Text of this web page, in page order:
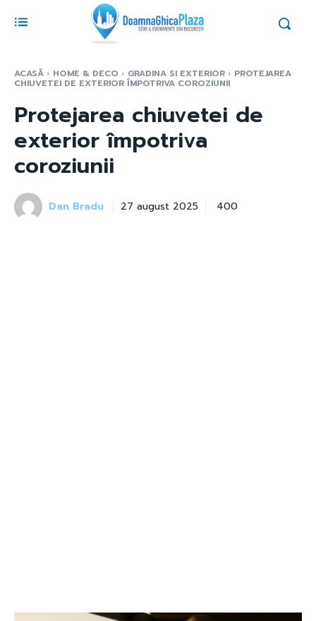
ACASĂ HOME & DECO GRADINA SI EXTERIOR PROTEJAREA
CHIUVETEI DE EXTERIOR ÎMPOTRIVA COROZIUNII
Protejarea chiuvetei de
exterior împotriva
coroziunii
Dan Bradu 27 august 2025 400